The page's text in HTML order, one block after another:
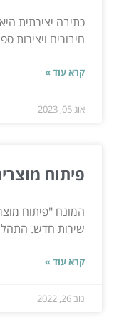
כתיבה יצירתית
חיבורים ויצירות
קרא עוד »
אוג 05, 2023
פיתוח
המונח "פיתוח
שירות חדש.
קרא עוד »
נוב 26, 2022